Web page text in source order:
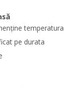
temperatura
pe durata